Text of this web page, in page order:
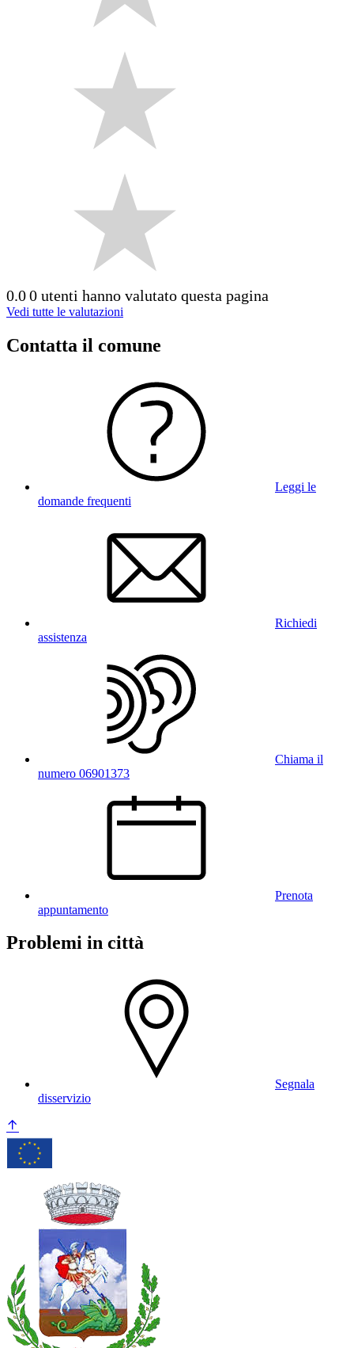
0.00 utenti hanno valutato questa pagina
Vedi tutte le valutazioni
Contatta il comune
Leggi le
domande frequenti
Richiedi
assistenza
Chiama il
numero 06901373
Prenota
appuntamento
Problemi in città
Segnala
disservizio